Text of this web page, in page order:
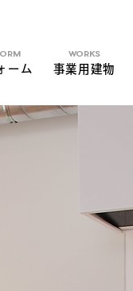
ーム
WORKS
事業用建物